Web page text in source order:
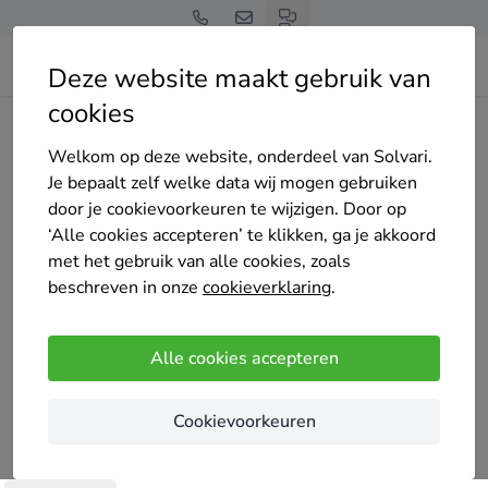
Deze website maakt gebruik van
cookies
Welkom op deze website, onderdeel van Solvari.
Je bepaalt zelf welke data wij mogen gebruiken
door je cookievoorkeuren te wijzigen. Door op
‘Alle cookies accepteren’ te klikken, ga je akkoord
met het gebruik van alle cookies, zoals
beschreven in onze cookieverklaring.
Alle cookies accepteren
Cookievoorkeuren
Home Bedrijven overzicht
Hoppenbrouwers Dakbedekking
als winkeltje in benzine en als taxibedrijf is het